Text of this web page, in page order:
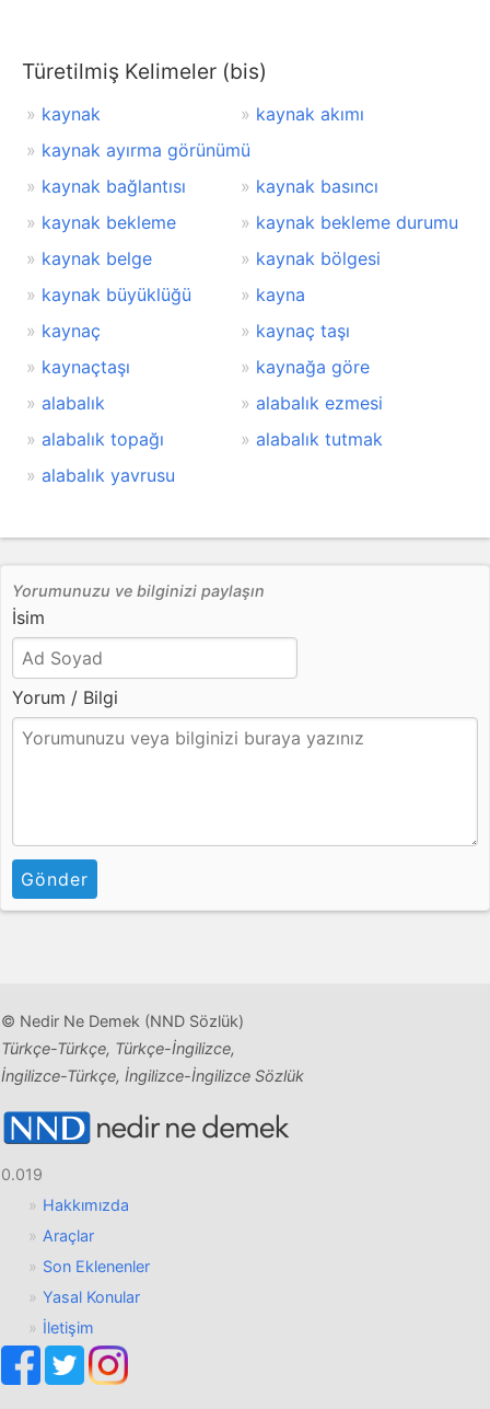
Türetilmiş Kelimeler (bis)
kaynak
kaynak akımı
kaynak ayırma görünümü
kaynak bağlantısı
kaynak basıncı
kaynak bekleme
kaynak bekleme durumu
kaynak belge
kaynak bölgesi
kaynak büyüklüğü
kayna
kaynaç
kaynaç taşı
kaynaçtaşı
kaynağa göre
alabalık
alabalık ezmesi
alabalık topağı
alabalık tutmak
alabalık yavrusu
Yorumunuzu ve bilginizi paylaşın
İsim
Yorum / Bilgi
Gönder
© Nedir Ne Demek (NND Sözlük)
Türkçe-Türkçe, Türkçe-İngilizce,
İngilizce-Türkçe, İngilizce-İngilizce Sözlük
0.019
Hakkımızda
Araçlar
Son Eklenenler
Yasal Konular
İletişim